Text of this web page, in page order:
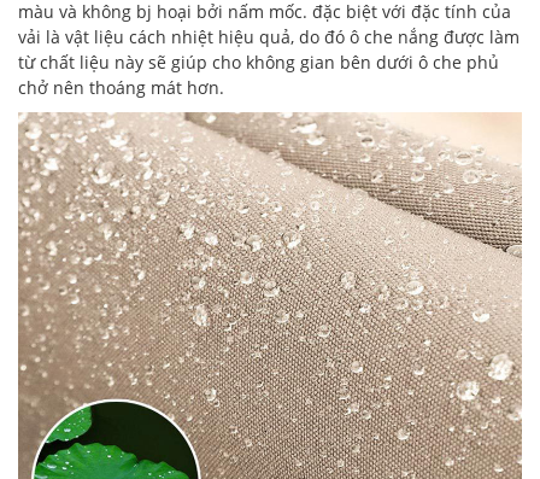
màu và không bj hoại bởi nấm mốc. đặc biệt với đặc tính của
vải là vật liệu cách nhiệt hiệu quả, do đó ô che nắng được làm
từ chất liệu này sẽ giúp cho không gian bên dưới ô che phủ
chở nên thoáng mát hơn.